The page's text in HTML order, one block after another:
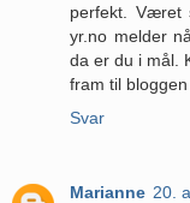
perfekt. Været
yr.no melder
da er du i mål.
fram til
Svar
Marianne 20.